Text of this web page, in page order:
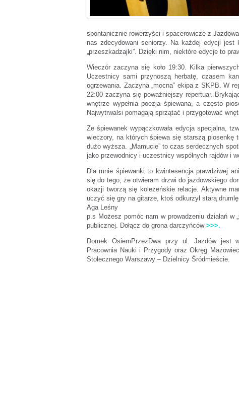
spontanicznie rowerzyści i spacerowicze z
nas zdecydowani seniorzy. Na każdej edycji
„przeszkadzajki”. Dzięki nim, niektóre edycje to
Wieczór zaczyna się koło 19:30. Kilka
Uczestnicy sami przynoszą herbatę, czasem
ogrzewania. Zaczyna „mocna” ekipa z SKPB. W
22:00 zaczyna się poważniejszy repertuar.
wnętrze wypełnia poezja śpiewana, a często
Najwytrwalsi pomagają sprzątać i przygotować
Ze śpiewanek wypączkowała edycja specjalna,
wieczory, na których śpiewa się starszą piosenkę
dużo wyższa. „Mamucie” to czas serdecznych
jako przewodnicy i uczestnicy wspólnych rajdów i
Dla mnie śpiewanki to kwintesencja prawdziwej
się do tego, że otwieram drzwi do jazdowskiego
okazji tworzą się koleżeńskie relacje. Aktywne
uczyć się gry na gitarze, ktoś odkurzył starą
Aga Leśny
p.s Możesz pomóc nam w prowadzeniu działań
publicznej. Dołącz do grona darczyńców >>>.
Domek OsiemPrzezDwa przy ul. Jazdów jest
Pracownia Nauki i Przygody oraz Okręg
Stołecznego Warszawy – Dzielnicy Śródmieście.